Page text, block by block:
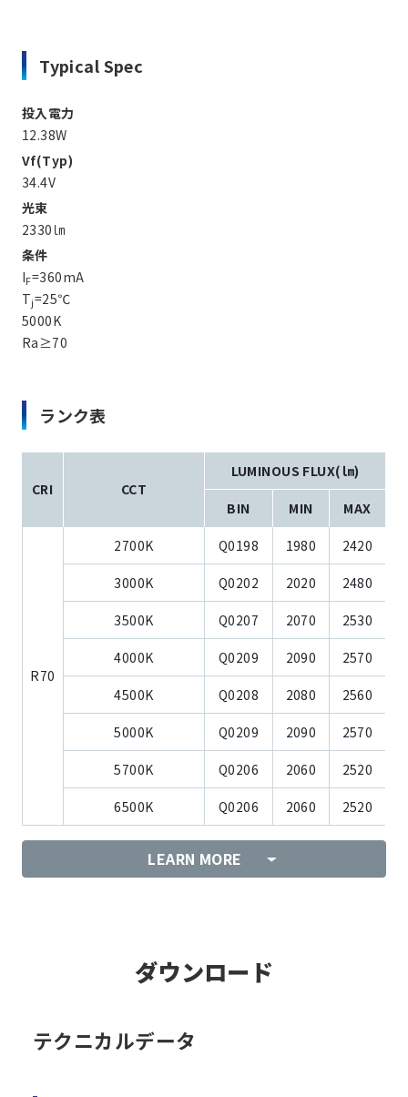
Typical Spec
投入電力
12.38W
Vf(Typ)
34.4V
光束
2330㏐
条件
IF=360mA
Tj=25℃
5000K
Ra≥70
ランク表
CRI CCT
LUMINOUS FLUX(㏐)
BIN MIN MAX
R70
2700K Q0198 1980 2420
3000K Q0202 2020 2480
3500K Q0207 2070 2530
4000K Q0209 2090 2570
4500K Q0208 2080 2560
5000K Q0209 2090 2570
5700K Q0206 2060 2520
6500K Q0206 2060 2520
LEARN MORE
ダウンロード
テクニカルデータ